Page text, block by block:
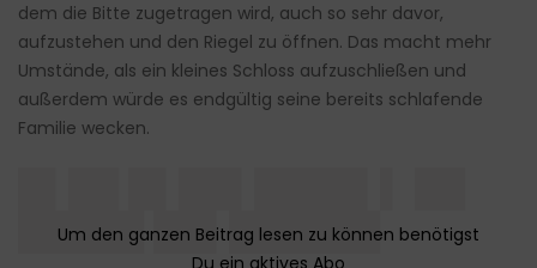
dem die Bitte zugetragen wird, auch so sehr davor,
aufzustehen und den Riegel zu öffnen. Das macht mehr
Umstände, als ein kleines Schloss aufzuschließen und
außerdem würde es endgültig seine bereits schlafende
Familie wecken.
█████ ██▌██████